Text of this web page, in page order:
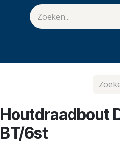
Houtdraadbout
BT/6st